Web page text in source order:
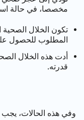
مخصصا، في حالة
تكون الخلال الصحية
المطلوب للحصول
أدت هذه الخلال
قدرته.
وفي هذه الحالات، يجب